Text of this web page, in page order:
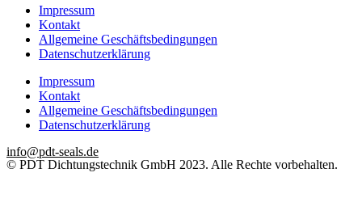
Impressum
Kontakt
Allgemeine Geschäftsbedingungen
Datenschutzerklärung
Impressum
Kontakt
Allgemeine Geschäftsbedingungen
Datenschutzerklärung
info@pdt-seals.de
© PDT Dichtungstechnik GmbH 2023. Alle Rechte vorbehalten.